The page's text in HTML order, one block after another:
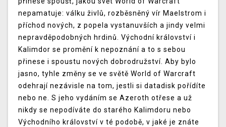
nepamatuje: válku živlů, rozběsněný vír Maelstrom i
příchod nových, z popela vystanuvších a jindy velmi
nepravděpodobných hrdinů. Východní království i
Kalimdor se promění k nepoznání a to s sebou
přinese i spoustu nových dobrodružství. Aby bylo
jasno, tyhle změny se ve světě World of Warcraft
odehrají nezávisle na tom, jestli si datadisk pořídíte
nebo ne. S jeho vydáním se Azeroth otřese a už
nikdy se nepodíváte do starého Kalimdoru nebo
Východního království v té podobě, v jaké je znáte